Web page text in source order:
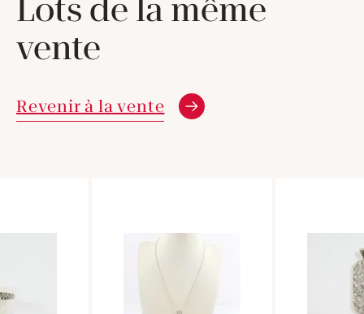
Lots de la même
vente
Revenir à la vente